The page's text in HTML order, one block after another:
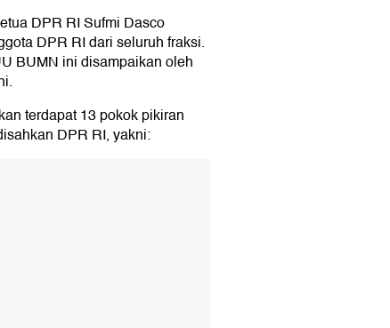
DPR RI Sufmi Dasco
DPR RI dari seluruh fraksi.
BUMN ini disampaikan oleh
terdapat 13 pokok pikiran
DPR RI, yakni: